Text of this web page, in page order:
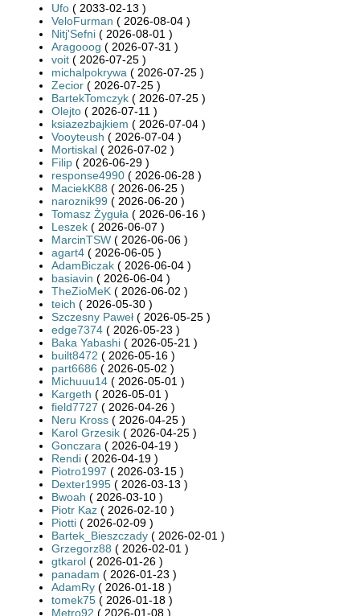
Ufo ( 2033-02-13 )
VeloFurman ( 2026-08-04 )
Nitj'Sefni ( 2026-08-01 )
Aragooog ( 2026-07-31 )
voit ( 2026-07-25 )
michalpokrywa ( 2026-07-25 )
Zecior ( 2026-07-25 )
BartekTomczyk ( 2026-07-25 )
Olejto ( 2026-07-11 )
ksiazezbajkiem ( 2026-07-04 )
Vooyteush ( 2026-07-04 )
Mortiskal ( 2026-07-02 )
Filip ( 2026-06-29 )
response4990 ( 2026-06-28 )
MaciekK88 ( 2026-06-25 )
naroznik99 ( 2026-06-20 )
Tomasz Żyguła ( 2026-06-16 )
Leszek ( 2026-06-07 )
MarcinTSW ( 2026-06-06 )
agart4 ( 2026-06-05 )
AdamBiczak ( 2026-06-04 )
basiavin ( 2026-06-04 )
TheZioMeK ( 2026-06-02 )
teich ( 2026-05-30 )
Szczesny Paweł ( 2026-05-25 )
edge7374 ( 2026-05-23 )
Baka Yabashi ( 2026-05-21 )
built8472 ( 2026-05-16 )
part6686 ( 2026-05-02 )
Michuuu14 ( 2026-05-01 )
Kargeth ( 2026-05-01 )
field7727 ( 2026-04-26 )
Neru Kross ( 2026-04-25 )
Karol Grzesik ( 2026-04-25 )
Gonczara ( 2026-04-19 )
Rendi ( 2026-04-19 )
Piotro1997 ( 2026-03-15 )
Dexter1995 ( 2026-03-13 )
Bwoah ( 2026-03-10 )
Piotr Kaz ( 2026-02-10 )
Piotti ( 2026-02-09 )
Bartek_Bieszczady ( 2026-02-01 )
Grzegorz88 ( 2026-02-01 )
gtkarol ( 2026-01-26 )
panadam ( 2026-01-23 )
AdamRy ( 2026-01-18 )
tomek75 ( 2026-01-18 )
Metro92 ( 2026-01-08 )